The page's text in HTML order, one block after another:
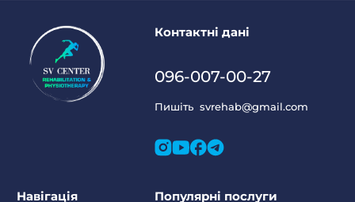
Навігація Популярні послуги
Контактні дані
096-007-00-27
Пишітьsvrehab@gmail.com